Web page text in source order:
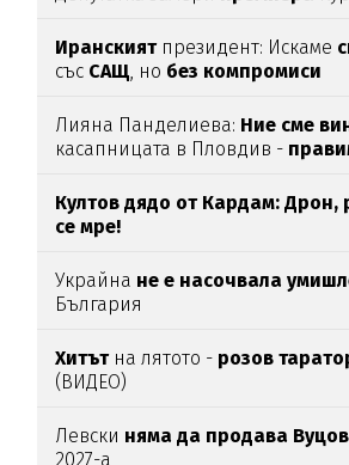
Иранскиятпрезидент: Искаме
със САЩ, но без компромиси
Лияна Панделиева: Ние сме
касапницата в Пловдив -
Култов дядо от Кардам: Дрон,
се мре!
Украйна не е насочвала
България
Хитътна лятото - розов
(ВИДЕО)
Левски няма да продава Вуцов
2027-а